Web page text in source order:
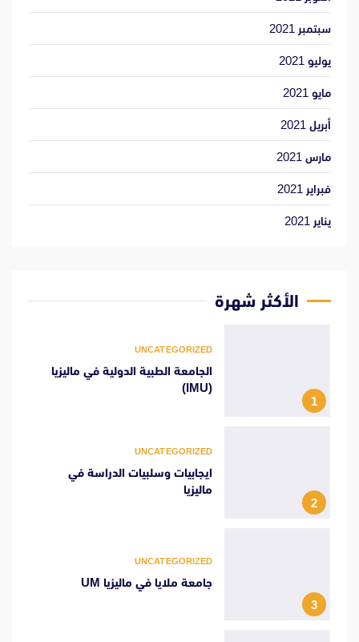
سبتمبر 2021
يوليو 2021
مايو 2021
أبريل 2021
مارس 2021
فبراير 2021
يناير 2021
الأكثر شهرة
1
UNCATEGORIZED
الجامعة الطبية الدولية في ماليزيا
(IMU)
2
UNCATEGORIZED
ايجابيات وسلبيات الدراسة في
ماليزيا
3
UNCATEGORIZED
جامعة ملايا في ماليزيا UM